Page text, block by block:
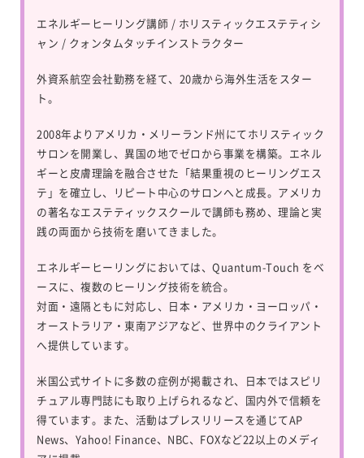
エネルギーヒーリング講師 / ホリスティックエステティシ
ャン / クォンタムタッチインストラクター
外資系航空会社勤務を経て、20歳から海外生活をスター
ト。
2008年よりアメリカ・メリーランド州にてホリスティック
サロンを開業し、異国の地でゼロから事業を構築。エネル
ギーと皮膚理論を融合させた「結果重視のヒーリングエス
テ」を確立し、リピート中心のサロンへと成長。アメリカ
の著名なエステティックスクールで講師も務め、理論と実
践の両面から技術を磨いてきました。
エネルギーヒーリングにおいては、 Quantum-Touch をベ
ースに、複数のヒーリング技術を統合。
対面・遠隔ともに対応し、日本・アメリカ・ヨーロッパ・
オーストラリア・東南アジアなど、世界中のクライアント
へ提供しています。
米国公式サイトに多数の症例が掲載され、日本ではスピリ
チュアル専門誌にも取り上げられるなど、国内外で信頼を
得ています。また、活動はプレスリリースを通じてAP
News、Yahoo! Finance、NBC、FOXなど22以上のメディ